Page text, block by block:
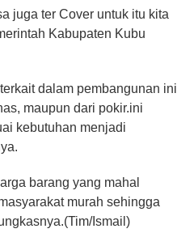
juga ter Cover untuk itu kita
Kabupaten Kubu
dalam pembangunan ini
maupun dari pokir.ini
kebutuhan menjadi
barang yang mahal
murah sehingga
Ismail)